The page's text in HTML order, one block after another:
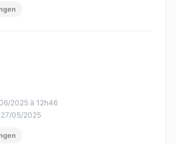
5
2025 à 12h46
05/2025